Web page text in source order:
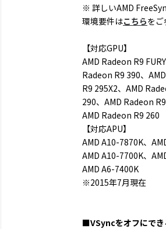
※ 詳しいAMD
環境要件はこちらをご
【対応GPU】
AMD Radeon R9
Radeon R9 390、
R9 295X2、AMD
290、AMD Radeon
AMD Radeon R9 260
【対応APU】
AMD A10-7870K、
AMD A10-7700K、
AMD A6-7400K
※2015年7月現在
■VSyncをオフにでき